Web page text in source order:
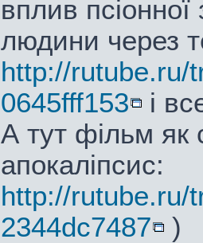
вплив
людини через
http://rutube.ru/
0645fff153
і
А тут фільм як
апокаліпсис:
http://rutube.ru/
2344dc7487
)